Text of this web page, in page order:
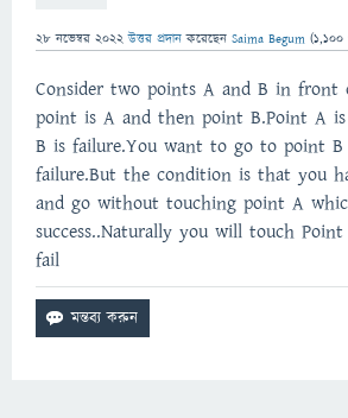
28 নভেম্বর 2022 উত্তর প্রদান করেছেন Saima Begum (1,100
Consider two points A and B in front
point is A and then point B.Point A is
B is failure.You want to go to point
failure.But the condition is that you
and go without touching point A
success..Naturally you will touch
fail